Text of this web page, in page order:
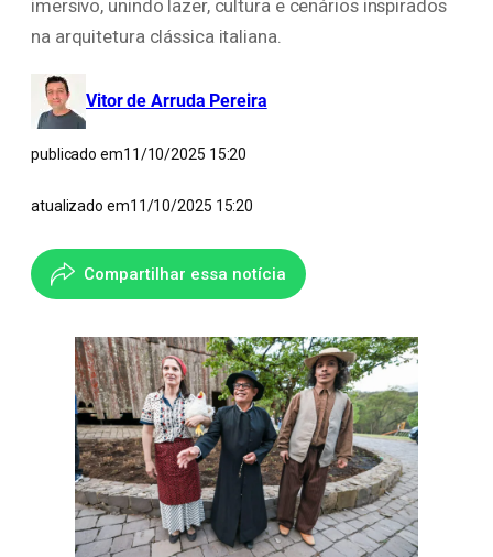
imersivo, unindo lazer, cultura e cenários inspirados
na arquitetura clássica italiana.
Vitor de Arruda Pereira
publicado em11/10/2025 15:20
atualizado em11/10/2025 15:20
Compartilhar essa notícia